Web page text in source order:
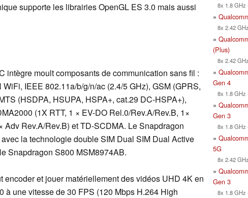
supporte les librairies OpenGL ES 3.0 mais aussi
intègre moult composants de communication sans fil :
IEEE 802.11a/b/g/n/ac (2.4/5 GHz), GSM (GPRS,
(HSDPA, HSUPA, HSPA+, cat.29 DC-HSPA+),
(1X RTT, 1 × EV-DO Rel.0/Rev.A/Rev.B, 1×
Adv Rev.A/Rev.B) et TD-SCDMA. Le Snapdragon
la technologie double SIM Dual SIM Dual Active
Snapdragon S800 MSM8974AB.
encoder et jouer matériellement des vidéos UHD 4K en
à une vitesse de 30 FPS (120 Mbps H.264 High
8x 1.8 GHz
»
8x 2.42
»
(Plus)
8x 2.42
»
Gen 4
8x 1.8 GHz
»
Gen 3
8x 1.8 GHz
»
5G
8x 2.42
»
Gen 3
8x 1.8 GHz